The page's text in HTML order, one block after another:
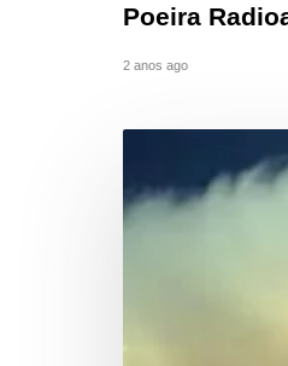
Poeira
2 anos ago